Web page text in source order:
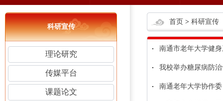
科研宣传
理论研究
传媒平台
课题论文
首页 > 科研宣传
南通市老年大学健
我校举办糖尿病防
南通老年大学协作